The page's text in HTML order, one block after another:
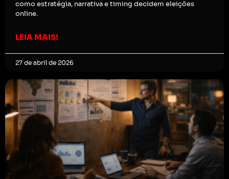
como estratégia, narrativa e timing decidem eleições
online.
LEIA MAIS!
27 de abril de 2026